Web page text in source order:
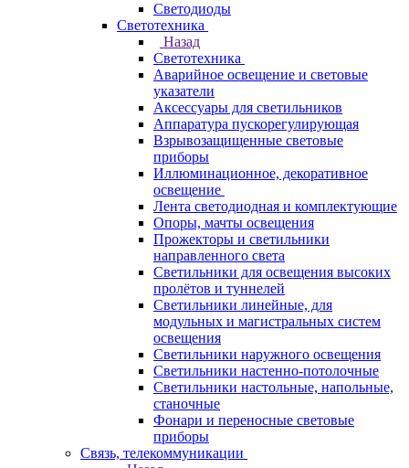
Светодиоды
Светотехника
Назад
Светотехника
Аварийное освещение и световые
указатели
Аксессуары для светильников
Аппаратура пускорегулирующая
Взрывозащищенные световые
приборы
Иллюминационное, декоративное
освещение
Лента светодиодная и комплектующие
Опоры, мачты освещения
Прожекторы и светильники
направленного света
Светильники для освещения высоких
пролётов и туннелей
Светильники линейные, для
модульных и магистральных систем
освещения
Светильники наружного освещения
Светильники настенно-потолочные
Светильники настольные, напольные,
станочные
Фонари и переносные световые
приборы
Связь, телекоммуникации